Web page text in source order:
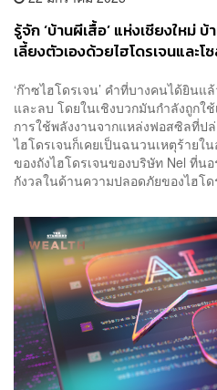
รู้จัก ‘บ้านผีเสื้อ’ แห่งเชียงใหม่
เลี้ยงตัวเองด้วยไฮโดรเจนและโ
‘ก๊าซไฮโดรเจน’ คำที่บางคนได้ยิน
และลบ โดยในเชิงบวกมันกำลังถูกใ
การใช้พลังงานจากแหล่งฟอสซิลที่ป
ไฮโดรเจนก็เคยเป็นฉนวนเหตุร้ายใ
ของถังไฮโดรเจนของบริษัท Nel ที่นอ
กังวลในด้านความปลอดภัยของไฮโด